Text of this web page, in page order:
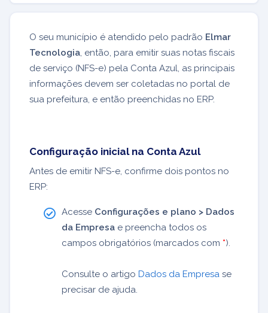
O seu município é atendido pelo padrão Elmar
Tecnologia, então, para emitir suas notas fiscais
de serviço (NFS-e) pela Conta Azul, as principais
informações devem ser coletadas no portal de
sua prefeitura, e então preenchidas no ERP.
Configuração inicial na Conta Azul
Antes de emitir NFS-e, confirme dois pontos no
ERP:
Acesse Configurações e plano > Dados
da Empresa e preencha todos os
campos obrigatórios (marcados com *).
Consulte o artigo Dados da Empresa se
precisar de ajuda.